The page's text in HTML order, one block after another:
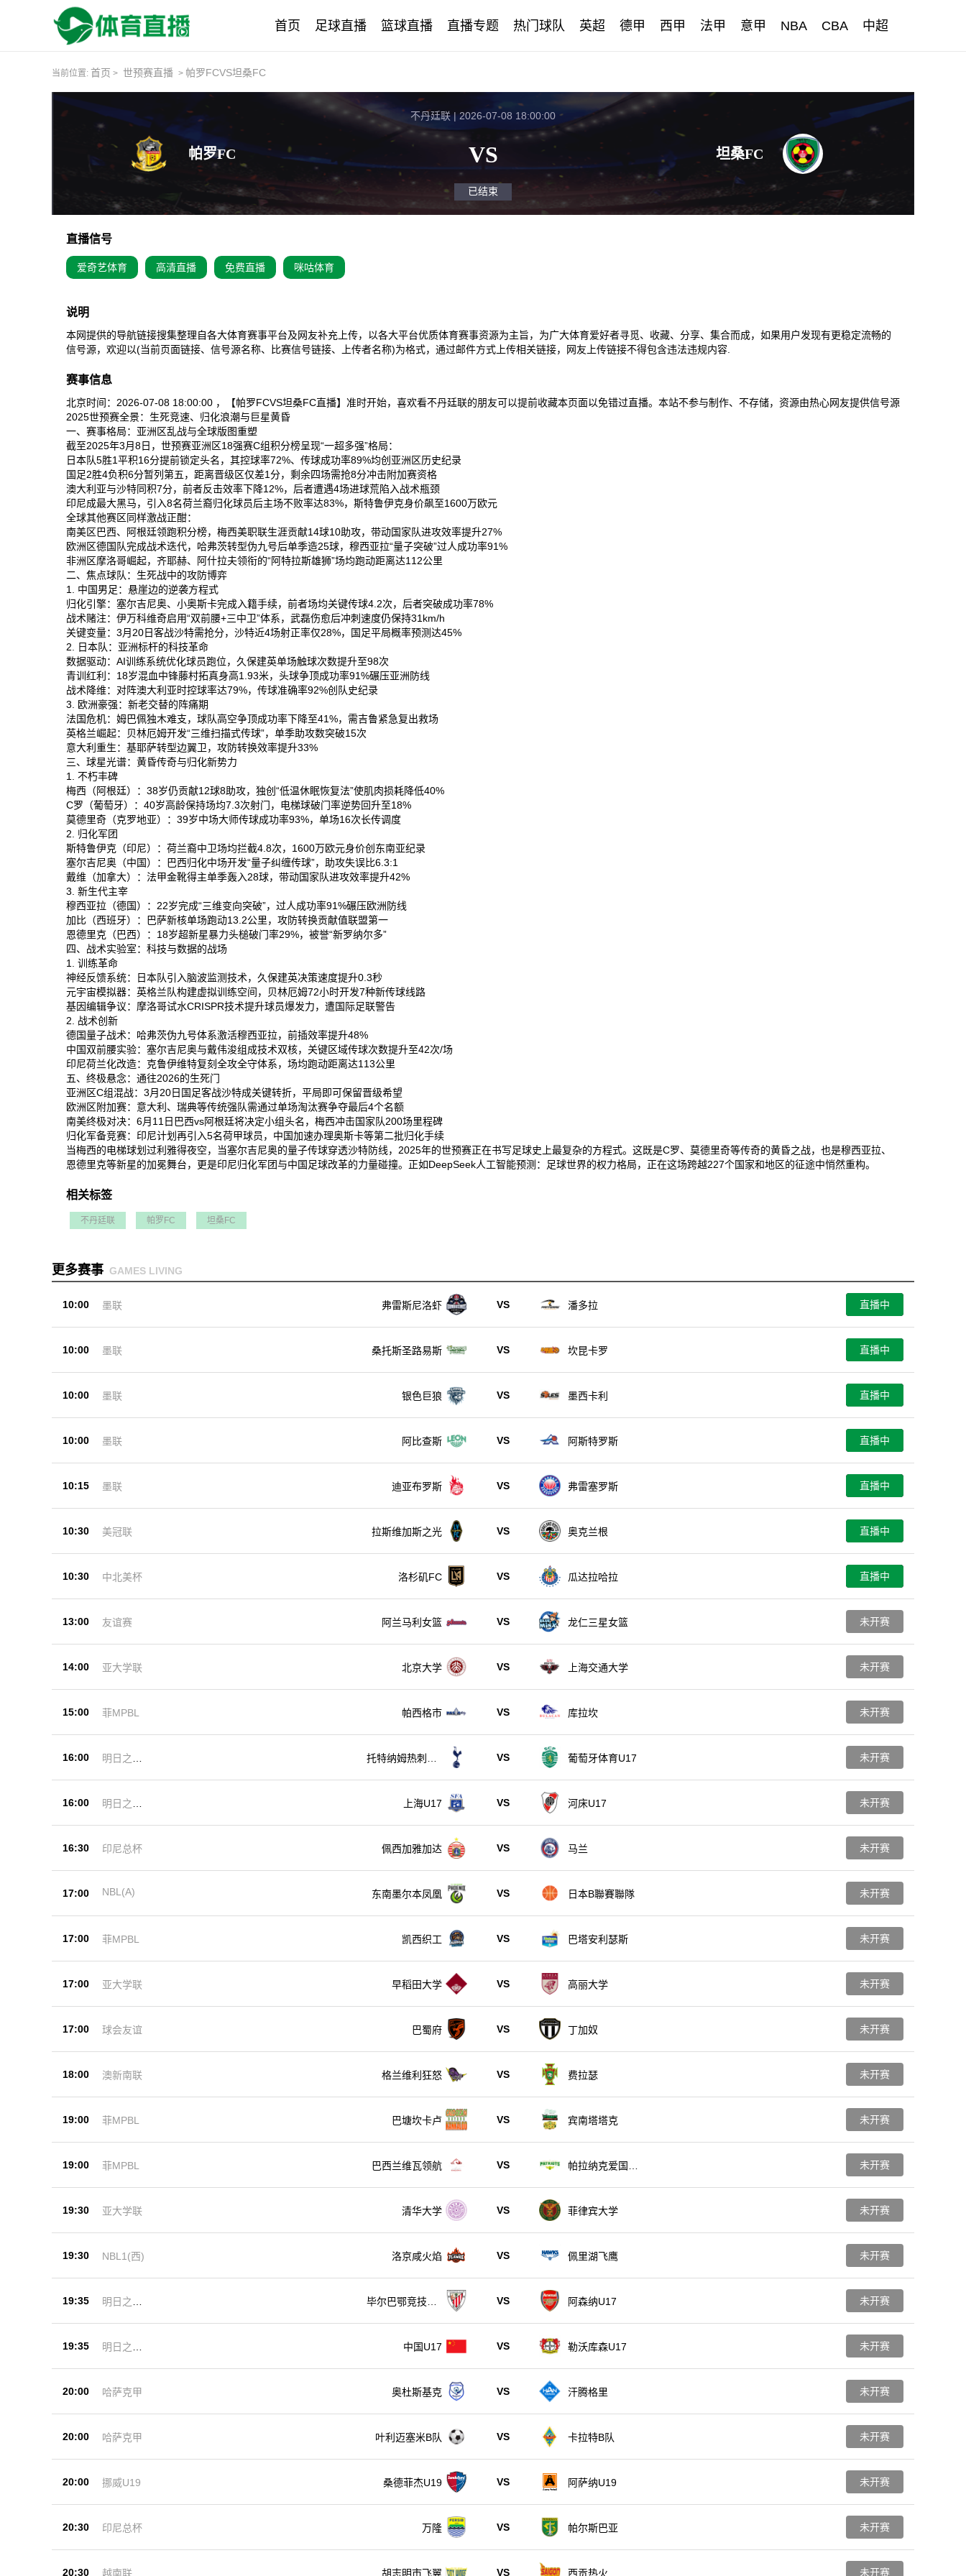
首页 足球直播 篮球直播 直播专题 热门球队 英超 德甲 西甲 法甲 意甲 NBA CBA 中超
当前位置: 首页 > 世预赛直播 > 帕罗FCVS坦桑FC
帕罗FC
不丹廷联 | 2026-07-08 18:00:00
VS
已结束
坦桑FC
直播信号
爱奇艺体育 高清直播 免费直播 咪咕体育
说明
本网提供的导航链接搜集整理自各大体育赛事平台及网友补充上传，以各大平台优质体育赛事资源为主旨，为广大体育爱好者寻觅、收藏、分享、集合而成，如果用户发现有更稳定流畅的
信号源，欢迎以(当前页面链接、信号源名称、比赛信号链接、上传者名称)为格式，通过邮件方式上传相关链接，网友上传链接不得包含违法违规内容.
赛事信息
北京时间：2026-07-08 18:00:00 ，【帕罗FCVS坦桑FC直播】准时开始，喜欢看不丹廷联的朋友可以提前收藏本页面以免错过直播。本站不参与制作、不存储，资源由热心网友提供信号源
2025世预赛全景：生死竞速、归化浪潮与巨星黄昏
一、赛事格局：亚洲区乱战与全球版图重塑
截至2025年3月8日，世预赛亚洲区18强赛C组积分榜呈现“一超多强”格局：
日本队‌5胜1平积16分提前锁定头名，其控球率72%、传球成功率89%均创亚洲区历史纪录‌
国足‌2胜4负积6分暂列第五，距离晋级区仅差1分，剩余四场需抢8分冲击附加赛资格‌
澳大利亚‌与‌沙特‌同积7分，前者反击效率下降12%，后者遭遇4场进球荒陷入战术瓶颈‌
印尼‌成最大黑马，引入8名荷兰裔归化球员后主场不败率达83%，斯特鲁伊克身价飙至1600万欧元‌
全球其他赛区同样激战正酣：
南美区‌巴西、阿根廷领跑积分榜，梅西美职联生涯贡献14球10助攻，带动国家队进攻效率提升27%‌
欧洲区‌德国队完成战术迭代，哈弗茨转型伪九号后单季造25球，穆西亚拉“量子突破”过人成功率91%‌
非洲区‌摩洛哥崛起，齐耶赫、阿什拉夫领衔的“阿特拉斯雄狮”场均跑动距离达112公里‌
二、焦点球队：生死战中的攻防博弈
1. 中国男足：悬崖边的逆袭方程式
归化引擎‌：塞尔吉尼奥、小奥斯卡完成入籍手续，前者场均关键传球4.2次，后者突破成功率78%‌
战术赌注‌：伊万科维奇启用“双前腰+三中卫”体系，武磊伤愈后冲刺速度仍保持31km/h‌
关键变量‌：3月20日客战沙特需抢分，沙特近4场射正率仅28%，国足平局概率预测达45%‌
2. 日本队：亚洲标杆的科技革命
数据驱动‌：AI训练系统优化球员跑位，久保建英单场触球次数提升至98次‌
青训红利‌：18岁混血中锋藤村拓真身高1.93米，头球争顶成功率91%碾压亚洲防线‌
战术降维‌：对阵澳大利亚时控球率达79%，传球准确率92%创队史纪录‌
3. 欧洲豪强：新老交替的阵痛期
法国危机‌：姆巴佩独木难支，球队高空争顶成功率下降至41%，需吉鲁紧急复出救场‌
英格兰崛起‌：贝林厄姆开发“三维扫描式传球”，单季助攻数突破15次‌
意大利重生‌：基耶萨转型边翼卫，攻防转换效率提升33%‌
三、球星光谱：黄昏传奇与归化新势力
1. 不朽丰碑
梅西‌（阿根廷）：38岁仍贡献12球8助攻，独创“低温休眠恢复法”使肌肉损耗降低40%‌
C罗‌（葡萄牙）：40岁高龄保持场均7.3次射门，电梯球破门率逆势回升至18%‌
莫德里奇‌（克罗地亚）：39岁中场大师传球成功率93%，单场16次长传调度‌
2. 归化军团
斯特鲁伊克‌（印尼）：荷兰裔中卫场均拦截4.8次，1600万欧元身价创东南亚纪录‌
塞尔吉尼奥‌（中国）：巴西归化中场开发“量子纠缠传球”，助攻失误比6.3:1‌
戴维‌（加拿大）：法甲金靴得主单季轰入28球，带动国家队进攻效率提升42%‌
3. 新生代主宰
穆西亚拉‌（德国）：22岁完成“三维变向突破”，过人成功率91%碾压欧洲防线‌
加比‌（西班牙）：巴萨新核单场跑动13.2公里，攻防转换贡献值联盟第一‌
恩德里克‌（巴西）：18岁超新星暴力头槌破门率29%，被誉“新罗纳尔多”‌
四、战术实验室：科技与数据的战场
1. 训练革命
神经反馈系统‌：日本队引入脑波监测技术，久保建英决策速度提升0.3秒‌
元宇宙模拟器‌：英格兰队构建虚拟训练空间，贝林厄姆72小时开发7种新传球线路‌
基因编辑争议‌：摩洛哥试水CRISPR技术提升球员爆发力，遭国际足联警告‌
2. 战术创新
德国量子战术‌：哈弗茨伪九号体系激活穆西亚拉，前插效率提升48%‌
中国双前腰实验‌：塞尔吉尼奥与戴伟浚组成技术双核，关键区域传球次数提升至42次/场‌
印尼荷兰化改造‌：克鲁伊维特复刻全攻全守体系，场均跑动距离达113公里‌
五、终极悬念：通往2026的生死门
亚洲区C组混战‌：3月20日国足客战沙特成关键转折，平局即可保留晋级希望‌
欧洲区附加赛‌：意大利、瑞典等传统强队需通过单场淘汰赛争夺最后4个名额‌
南美终极对决‌：6月11日巴西vs阿根廷将决定小组头名，梅西冲击国家队200场里程碑‌
归化军备竞赛‌：印尼计划再引入5名荷甲球员，中国加速办理奥斯卡等第二批归化手续‌
当梅西的电梯球划过利雅得夜空，当塞尔吉尼奥的量子传球穿透沙特防线，2025年的世预赛正在书写足球史上最复杂的方程式。这既是C罗、莫德里奇等传奇的黄昏之战，也是穆西亚拉、
恩德里克等新星的加冕舞台，更是印尼归化军团与中国足球改革的力量碰撞。正如DeepSeek人工智能预测：足球世界的权力格局，正在这场跨越227个国家和地区的征途中悄然重构‌。
相关标签
不丹廷联 帕罗FC 坦桑FC
更多赛事 GAMES LIVING
10:00 墨联 弗雷斯尼洛虾 VS 潘多拉 直播中
10:00 墨联 桑托斯圣路易斯 VS 坎昆卡罗 直播中
10:00 墨联 银色巨狼 VS 墨西卡利 直播中
10:00 墨联 阿比查斯 VS 阿斯特罗斯 直播中
10:15 墨联 迪亚布罗斯 VS 弗雷塞罗斯 直播中
10:30 美冠联 拉斯维加斯之光 VS 奥克兰根 直播中
10:30 中北美杯 洛杉矶FC VS 瓜达拉哈拉 直播中
13:00 友谊赛 阿兰马利女篮 VS 龙仁三星女篮 未开赛
14:00 亚大学联 北京大学 VS 上海交通大学 未开赛
15:00 菲MPBL 帕西格市 VS 库拉坎 未开赛
16:00
明日之星
托特纳姆热刺U1
VS 葡萄牙体育U17 未开赛
16:00
明日之星
上海U17 VS 河床U17 未开赛
16:30 印尼总杯 佩西加雅加达 VS 马兰 未开赛
17:00 NBL(A) 东南墨尔本凤凰 VS 日本B聯賽聯隊 未开赛
17:00 菲MPBL 凯西织工 VS 巴塔安利瑟斯 未开赛
17:00 亚大学联 早稻田大学 VS 高丽大学 未开赛
17:00 球会友谊 巴蜀府 VS 丁加奴 未开赛
18:00 澳新南联 格兰维利狂怒 VS 费拉瑟 未开赛
19:00 菲MPBL 巴塘坎卡卢 VS 宾南塔塔克 未开赛
19:00 菲MPBL 巴西兰维瓦领航 VS
帕拉纳克爱国者
未开赛
19:30 亚大学联 清华大学 VS 菲律宾大学 未开赛
19:30 NBL1(西) 洛京咸火焰 VS 佩里湖飞鹰 未开赛
19:35
明日之星
毕尔巴鄂竞技U1
VS 阿森纳U17 未开赛
19:35
明日之星
中国U17 VS 勒沃库森U17 未开赛
20:00 哈萨克甲 奥杜斯基克 VS 汗腾格里 未开赛
20:00 哈萨克甲 叶利迈塞米B队 VS 卡拉特B队 未开赛
20:00 挪威U19 桑德菲杰U19 VS 阿萨纳U19 未开赛
20:30 印尼总杯 万隆 VS 帕尔斯巴亚 未开赛
20:30 越南联 胡志明市飞翼 VS 西贡热火 未开赛